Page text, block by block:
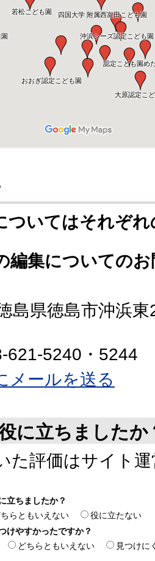
ついてはそれぞ
編集についての
県徳島市沖浜東
621-5240・5244
メールを送る
に立ちましたか
た評価はサイト
立ちましたか？
ちらともいえない
役に立たない
けやすかったですか？
どちらともいえない 見つけに